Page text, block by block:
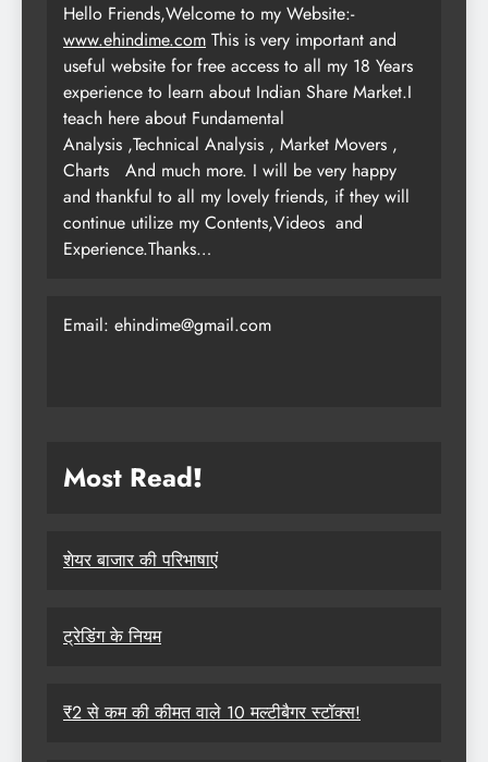
Hello Friends,Welcome to my Website:-
www.ehindime.com This is very important and
useful website for free access to all my 18 Years
experience to learn about Indian Share Market.I
teach here about Fundamental
Analysis ,Technical Analysis , Market Movers ,
Charts
And much more. I will be very happy
and thankful to all my lovely friends, if they will
continue utilize my Contents,Videos and
Experience.Thanks…
Email: ehindime@gmail.com
Most Read!
शेयर बाजार की परिभाषाएं
ट्रेडिंग के नियम
₹2 से कम की कीमत वाले 10 मल्टीबैगर स्टॉक्स!